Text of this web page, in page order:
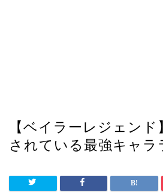
【ベイラーレジェンド
されている最強キャラ